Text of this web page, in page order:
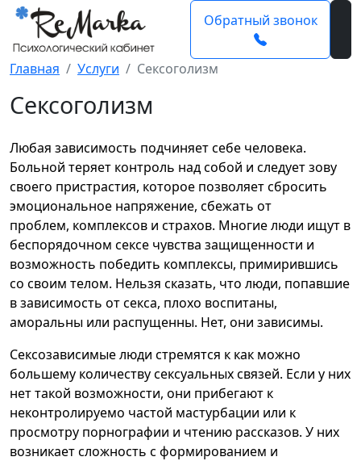
Обратный звонок
Главная Услуги Сексоголизм
Сексоголизм
Любая зависимость подчиняет себе человека.
Больной теряет контроль над собой и следует зову
своего пристрастия, которое позволяет сбросить
эмоциональное напряжение, сбежать от
проблем, комплексов и страхов. Многие люди ищут в
беспорядочном сексе чувства защищенности и
возможность победить комплексы, примирившись
со своим телом. Нельзя сказать, что люди, попавшие
в зависимость от секса, плохо воспитаны,
аморальны или распущенны. Нет, они зависимы.
Сексозависимые люди стремятся к как можно
большему количеству сексуальных связей. Если у них
нет такой возможности, они прибегают к
неконтролируемо частой мастурбации или к
просмотру порнографии и чтению рассказов. У них
возникает сложность с формированием и